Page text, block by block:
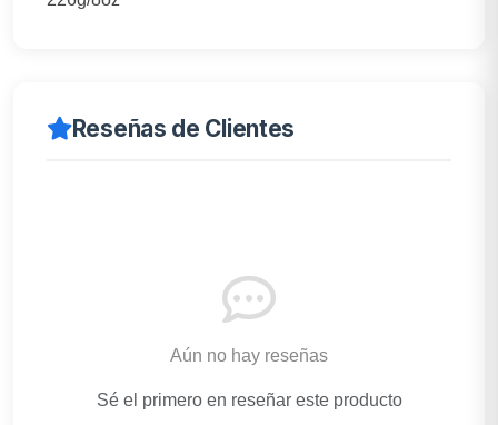
Reseñas de Clientes
Aún no hay reseñas
Sé el primero en reseñar este producto